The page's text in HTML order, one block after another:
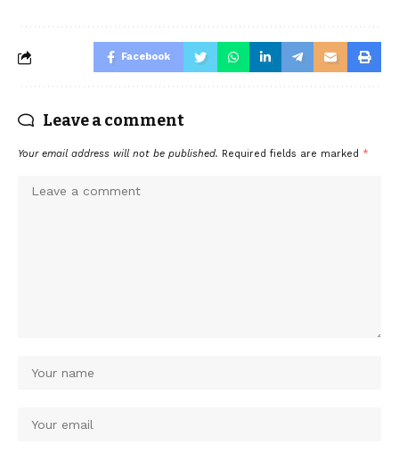
Facebook
Leave a comment
Your email address will not be published. Required fields are marked *